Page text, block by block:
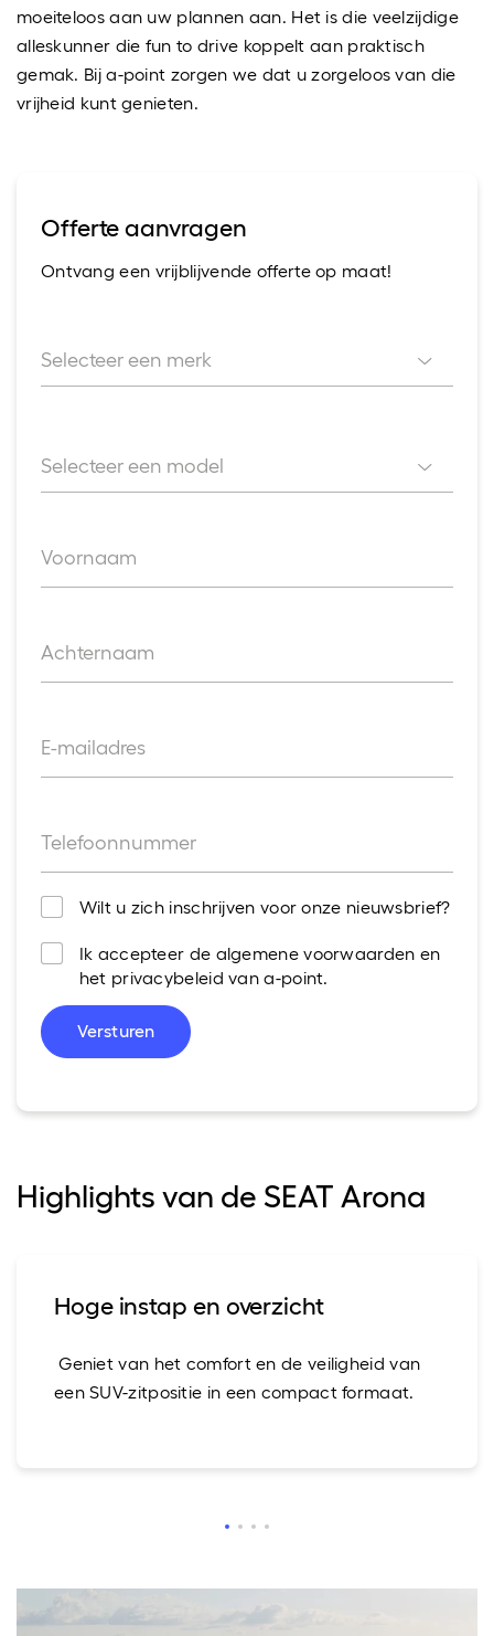
moeiteloos aan uw plannen aan. Het is die veelzijdige
alleskunner die fun to drive koppelt aan praktisch
gemak. Bij a-point zorgen we dat u zorgeloos van die
vrijheid kunt genieten.
Offerte aanvragen
Ontvang een vrijblijvende offerte op maat!
Selecteer een merk
Selecteer een merk
Selecteer een model
Selecteer een model
Voornaam
Achternaam
E-mailadres
Telefoonnummer
Wilt u zich inschrijven voor onze nieuwsbrief?
Ik accepteer de algemene voorwaarden en
het privacybeleid van a-point.
Versturen
Highlights van de SEAT Arona
Hoge instap en overzicht
Geniet van het comfort en de veiligheid van
een SUV-zitpositie in een compact formaat.